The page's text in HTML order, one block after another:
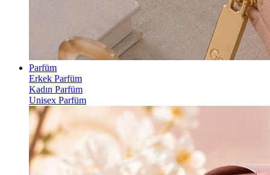
Parfüm
Erkek Parfüm
Kadın Parfüm
Unisex Parfüm